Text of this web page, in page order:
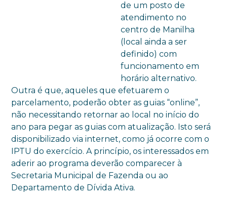
de um posto de
atendimento no
centro de Manilha
(local ainda a ser
definido) com
funcionamento em
horário alternativo.
Outra é que, aqueles que efetuarem o
parcelamento, poderão obter as guias “online”,
não necessitando retornar ao local no início do
ano para pegar as guias com atualização. Isto será
disponibilizado via internet, como já ocorre com o
IPTU do exercício. A princípio, os interessados em
aderir ao programa deverão comparecer à
Secretaria Municipal de Fazenda ou ao
Departamento de Dívida Ativa.